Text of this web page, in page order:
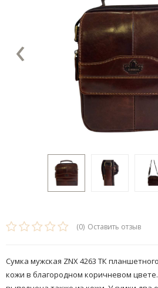
‹
(0) Оставить отзыв
Сумка мужская ZNX 4263 ТК
кожи в благородном коричневом